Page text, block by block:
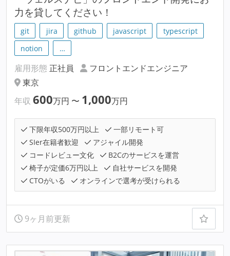
力を貸してください！
git jira github javascript
typescript
notion
…
雇用形態 正社員
フロントエンドエンジニア
東京
年収 600万円 〜 1,000万円
下限年収500万円以上
一部リモート可
SIer在籍者歓迎
アジャイル開発
コードレビュー文化
B2Cのサービスを運営
椅子が定価6万円以上
自社サービスを開発
CTOがいる
オンラインで選考が受けられる
9ヶ月前更新